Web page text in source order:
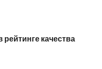
рейтинге качества